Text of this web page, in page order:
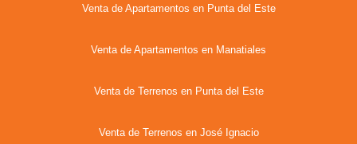
Venta de Apartamentos en Punta del Este
Venta de Apartamentos en Manatiales
Venta de Terrenos en Punta del Este
Venta de Terrenos en José Ignacio